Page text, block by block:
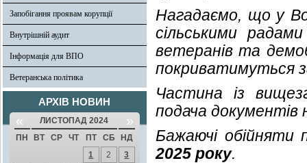
Запобігання проявам корупції
Внутрішній аудит
Інформація для ВПО
Ветеранська політика
АРХІВ НОВИН
« ЛИСТОПАД 2024 »
ПН ВТ СР ЧТ ПТ СБ
НД
1
2
3
Нагадаємо, що у
сільськими
ветеранів та
покриватимуться
Частина із
подача документів
Бажаючі
2025 року.